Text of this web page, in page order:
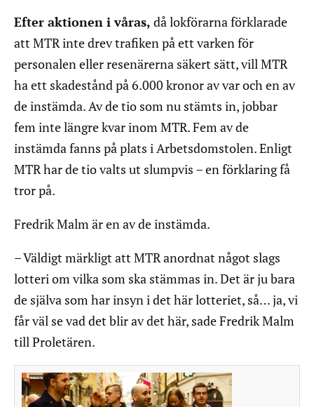
Efter aktionen i våras, då lokförarna förklarade
att MTR inte drev trafiken på ett varken för
personalen eller resenärerna säkert sätt, vill MTR
ha ett skadestånd på 6.000 kronor av var och en av
de instämda. Av de tio som nu stämts in, jobbar
fem inte längre kvar inom MTR. Fem av de
instämda fanns på plats i Arbetsdomstolen. Enligt
MTR har de tio valts ut slumpvis – en förklaring få
tror på.
Fredrik Malm är en av de instämda.
– Väldigt märkligt att MTR anordnat något slags
lotteri om vilka som ska stämmas in. Det är ju bara
de själva som har insyn i det här lotteriet, så… ja, vi
får väl se vad det blir av det här, sade Fredrik Malm
till Proletären.